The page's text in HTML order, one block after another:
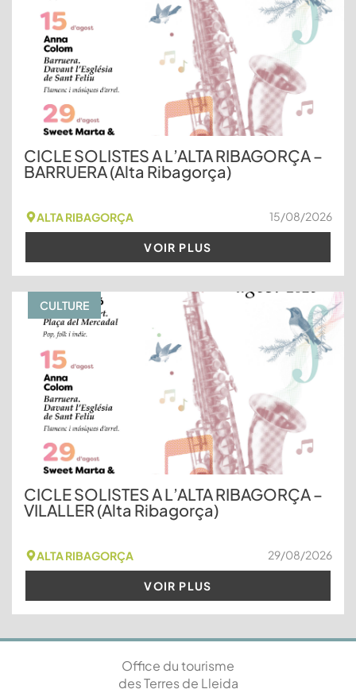
CICLE SOLISTES A L’ALTA RIBAGORÇA –
BARRUERA (Alta Ribagorça)
ALTA RIBAGORÇA 15/08/2026
VOIR PLUS
CULTURE
CICLE SOLISTES A L’ALTA RIBAGORÇA –
VILALLER (Alta Ribagorça)
ALTA RIBAGORÇA 29/08/2026
VOIR PLUS
Office du tourisme
des Terres de Lleida